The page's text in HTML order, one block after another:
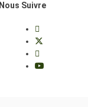
Nous Suivre